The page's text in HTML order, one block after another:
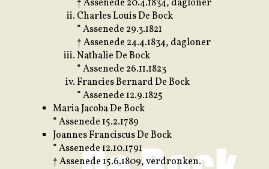
† Assenede 20.4.1834, dagloner
Charles Louis De Bock
° Assenede 29.3.1821
† Assenede 24.4.1834, dagloner
Nathalie De Bock
° Assenede 26.11.1823
Francies Bernard De Bock
° Assenede 12.9.1825
Maria Jacoba De Bock
° Assenede 15.2.1789
Joannes Franciscus De Bock
° Assenede 12.10.1791
† Assenede 15.6.1809, verdronken.